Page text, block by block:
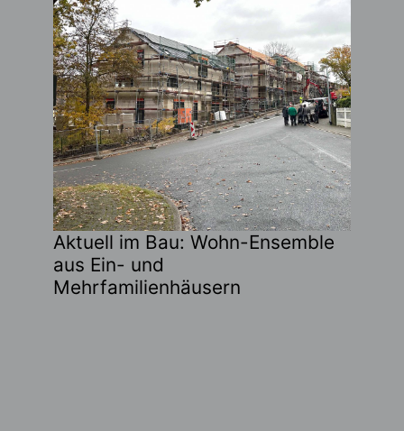
Aktuell im Bau: Wohn-Ensemble
aus Ein- und
Mehrfamilienhäusern